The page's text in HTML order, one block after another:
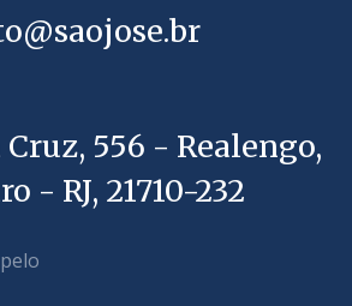
Cruz, 556 - Realengo,
- RJ, 21710-232